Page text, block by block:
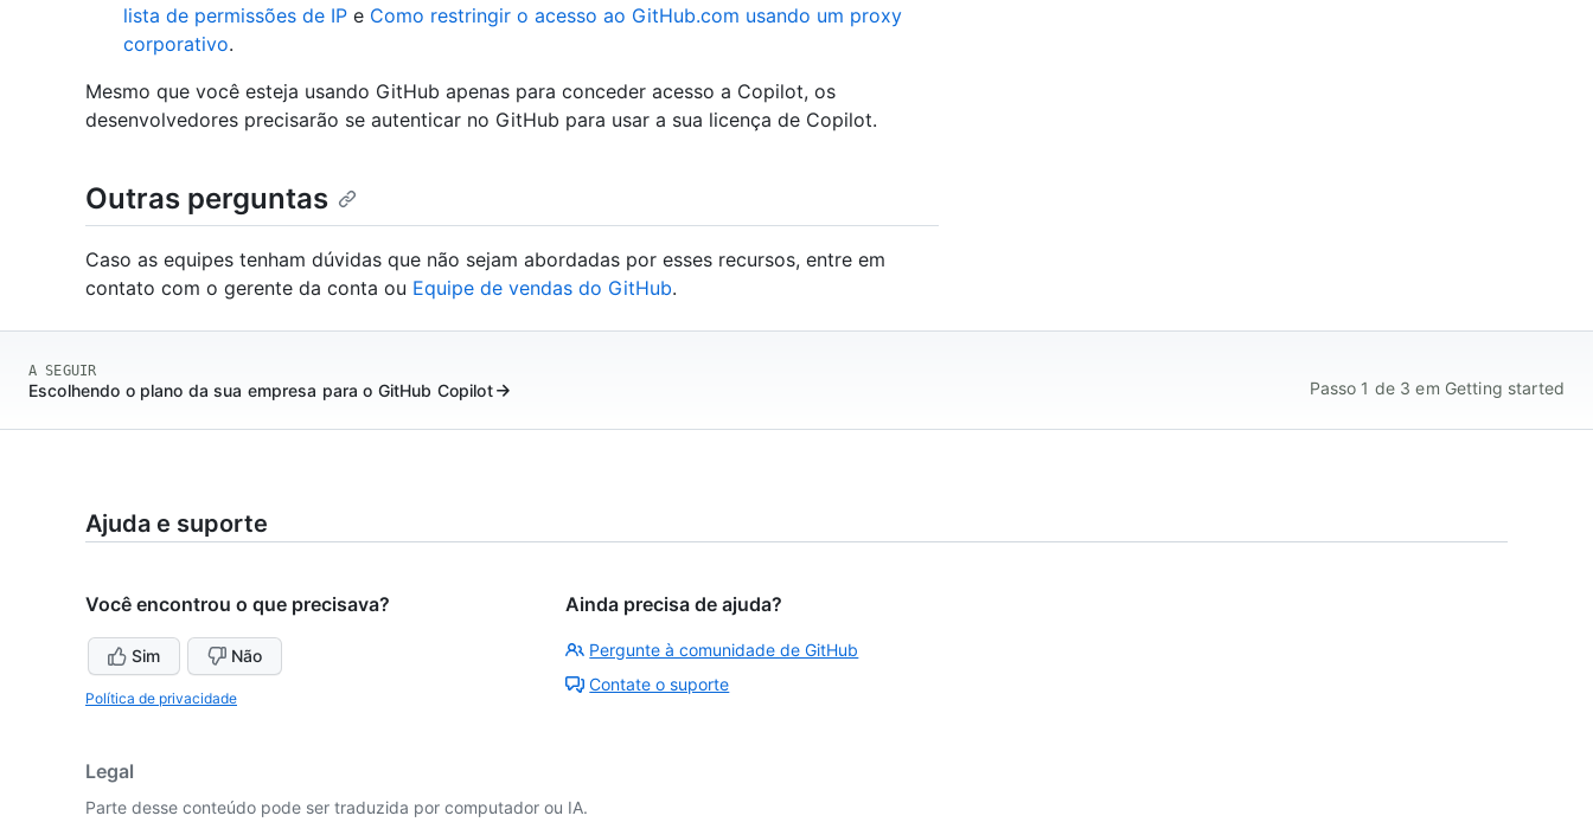
lista de permissões de IP e Como restringir o acesso ao GitHub.com usando um proxy
corporativo.
Mesmo que você esteja usando GitHub apenas para conceder acesso a Copilot, os
desenvolvedores precisarão se autenticar no GitHub para usar a sua licença de Copilot.
Outras perguntas
Caso as equipes tenham dúvidas que não sejam abordadas por esses recursos, entre em
contato com o gerente da conta ou Equipe de vendas do GitHub.
A SEGUIR
Escolhendo o plano da sua empresa para o GitHub Copilot Passo 1 de 3 em Getting started
Ajuda e suporte
Você encontrou o que precisava?
Sim Não
Política de privacidade
Ainda precisa de ajuda?
Pergunte à comunidade de GitHub
Contate o suporte
Legal
Parte desse conteúdo pode ser traduzida por computador ou IA.